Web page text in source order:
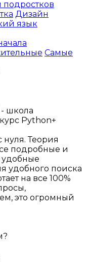
Дизайн
язык
Самые
школа
Python+
Теория
подробные и
удобные
удобного поиска
на все 100%
это огромный